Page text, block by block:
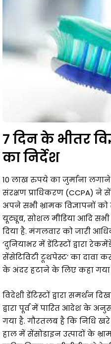
7 दिन के भीतर
का निर्देश
10 लाख रुपये का जुर्माना लगाने
संरक्षण प्राधिकरण (CCPA) ने
अपने सभी भ्रामक विज्ञापनों
यूट्यूब, सोशल मीडिया आदि
दिया है. मंगलवार को जारी
‘दुनियाभर में डेंटिस्टों द्वारा
सेंसेटिविटी टूथपेस्ट’ का दावा
के अंदर हटाने के लिए कहा गया
विदेशी डेंटिस्टों द्वारा समर्थन
द्वारा पूर्व में पारित आदेश के
गया है. गौरतलब है कि निधि
हाल में सेंसोडाइन उत्पादों के